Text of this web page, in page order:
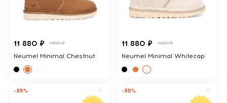
11 880 ₽ 15690 ₽
Neumel Minimal Chestnut
11 880 ₽ 15690 ₽
Neumel Minimal Whitecap
-35% -35%